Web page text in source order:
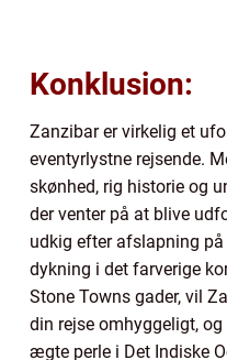
Konklusion:
Zanzibar er virkelig et
eventyrlystne rejsende.
skønhed, rig historie og
der venter på at blive
udkig efter afslapning
dykning i det farverige
Stone Towns gader, vil
din rejse omhyggeligt,
ægte perle i Det Indiske